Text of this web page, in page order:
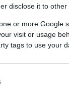
disclose it to other
or more Google
visit or usage
tags to use your